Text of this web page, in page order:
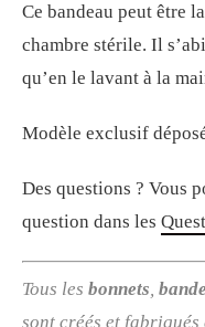
Ce bandeau peut être
chambre stérile. Il
qu’en le lavant à la
Modèle exclusif
Des questions ? Vous
question dans les
Tous les bonnets
sont créés et